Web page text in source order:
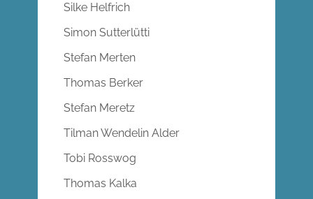
Silke Helfrich
Simon Sutterlütti
Stefan Merten
Thomas Berker
Stefan Meretz
Tilman Wendelin Alder
Tobi Rosswog
Thomas Kalka